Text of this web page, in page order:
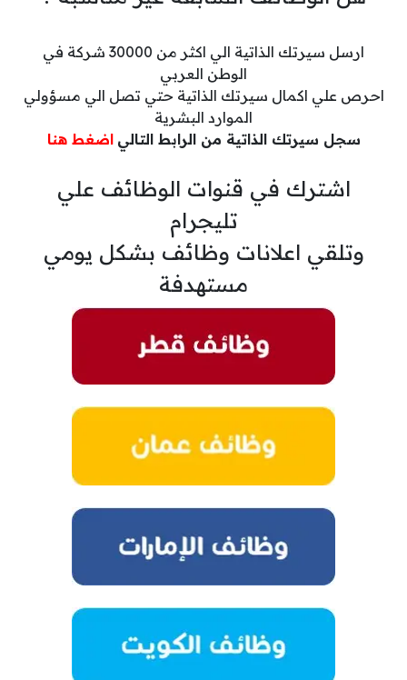
ارسل سيرتك الذاتية الي اكثر من 30000 شركة في
الوطن العربي
احرص علي اكمال سيرتك الذاتية حتي تصل الي مسؤولي
الموارد البشرية
سجل سيرتك الذاتية من الرابط التالي اضغط هنا
اشترك في قنوات الوظائف علي
تليجرام
وتلقي اعلانات وظائف بشكل يومي
مستهدفة